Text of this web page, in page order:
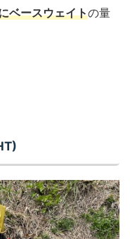
ベースウェイトの量